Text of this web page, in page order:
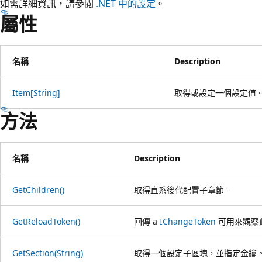
如需詳細資訊，請參閱 .NET 中的設定 。
屬性
名稱 Description
Item[String] 取得或設定一個設定值。
方法
名稱 Description
GetChildren() 取得直系後代配置子章節。
GetReloadToken() 回傳 a IChangeToken 可用來觀察
GetSection(String) 取得一個設定子區塊，並指定金鑰。